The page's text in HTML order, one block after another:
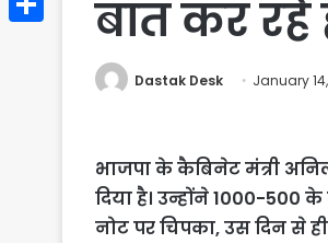
बात कर रहे
Dastak Desk January
भाजपा के कैबिनेट मंत्री
दिया है। उन्होंने 1000-500
नोट पर चिपका, उस दिन से